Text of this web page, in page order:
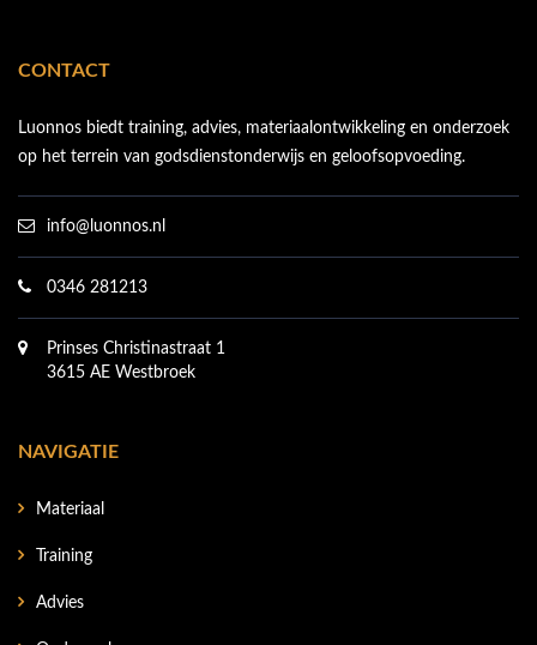
CONTACT
Luonnos biedt training, advies, materiaalontwikkeling en onderzoek
op het terrein van godsdienstonderwijs en geloofsopvoeding.
info@luonnos.nl
0346 281213
Prinses Christinastraat 1
3615 AE Westbroek
NAVIGATIE
Materiaal
Training
Advies